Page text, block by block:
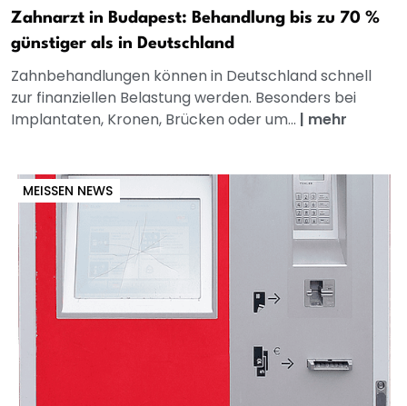
Zahnarzt in Budapest: Behandlung bis zu 70 %
günstiger als in Deutschland
Zahnbehandlungen können in Deutschland schnell
zur finanziellen Belastung werden. Besonders bei
Implantaten, Kronen, Brücken oder um... | mehr
MEISSEN NEWS